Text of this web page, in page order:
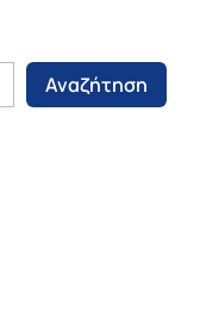
Αναζήτηση